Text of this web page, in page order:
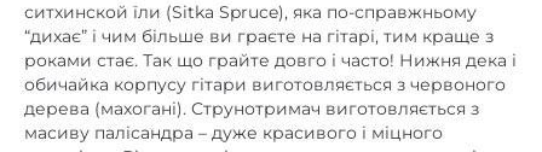
ситхинской їли (Sitka Spruce), яка по-справжньому
“дихає” і чим більше ви граєте на гітарі, тим краще з
роками стає. Так що грайте довго і часто! Нижня дека і
обичайка корпусу гітари виготовляється з червоного
дерева (махогані). Струнотримач виготовляється з
масиву палісандра – дуже красивого і міцного